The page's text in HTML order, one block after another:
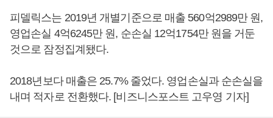
피델릭스는 2019년 개별기준으로 매출 560억2989만 원,
영업손실 4억6245만 원, 순손실 12억1754만 원을 거둔
것으로 잠정집계됐다.
2018년보다 매출은 25.7% 줄었다. 영업손실과 순손실을
내며 적자로 전환했다. [비즈니스포스트 고우영 기자]